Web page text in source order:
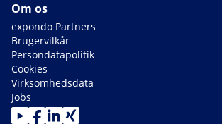
Om os
expondo Partners
Brugervilkår
Persondatapolitik
Cookies
Virksomhedsdata
Jobs